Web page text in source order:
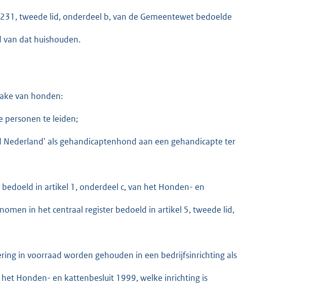
tweede lid, onderdeel b, van de Gemeentewet bedoelde
dat huishouden.
van honden:
personen te leiden;
als gehandicaptenhond aan een gehandicapte ter
in artikel 1, onderdeel c, van het Honden- en
in het centraal register bedoeld in artikel 5, tweede lid,
in voorraad worden gehouden in een bedrijfsinrichting als
Honden- en kattenbesluit 1999, welke inrichting is